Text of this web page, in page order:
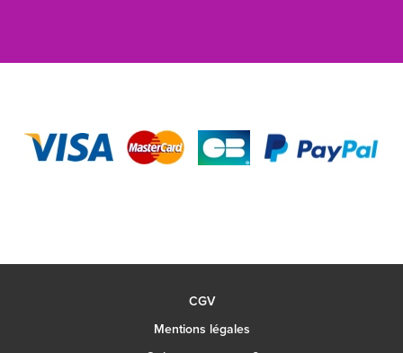
CGV
Mentions légales